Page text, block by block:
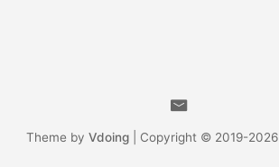
Theme by Vdoing| Copyright © 2019-2026